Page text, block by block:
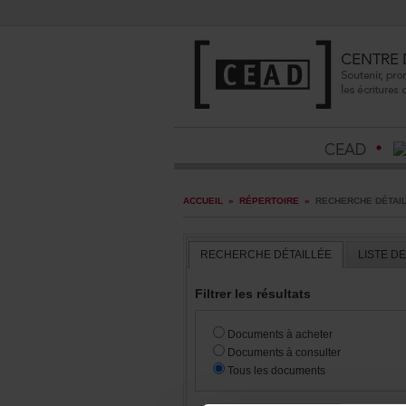
ACCUEIL » RÉPERTOIRE »
RECHERCHEDÉTAILLÉE
Filtrerlesrésultats
Documentsàacheter
Documentsàconsulter
Touslesdocuments